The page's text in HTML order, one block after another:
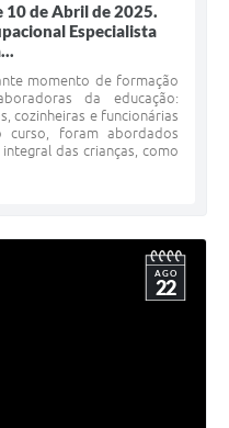
10 de Abril de 2025.
Especialista
momento de formação
da educação:
cozinheiras e funcionárias
curso, foram abordados
das crianças, como
AGO
22